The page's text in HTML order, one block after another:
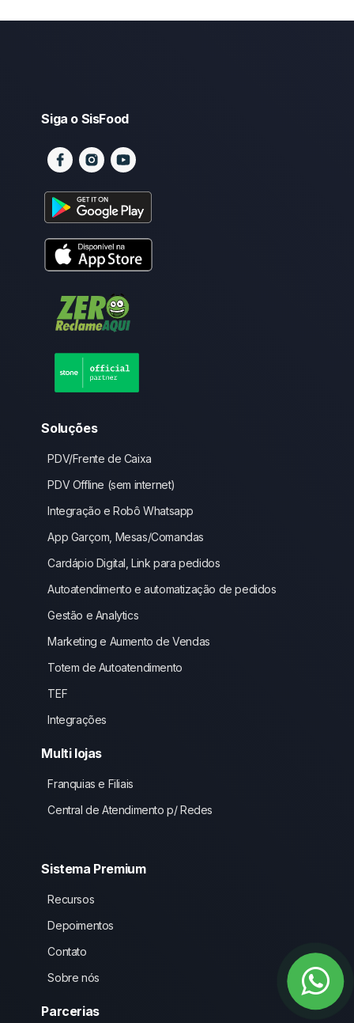
Siga o SisFood
Soluções
PDV/Frente de Caixa
PDV Offline (sem internet)
Integração e Robô Whatsapp
App Garçom, Mesas/Comandas
Cardápio Digital, Link para pedidos
Autoatendimento e automatização de pedidos
Gestão e Analytics
Marketing e Aumento de Vendas
Totem de Autoatendimento
TEF
Integrações
Multi lojas
Franquias e Filiais
Central de Atendimento p/ Redes
Sistema Premium
Recursos
Depoimentos
Contato
Sobre nós
Parcerias